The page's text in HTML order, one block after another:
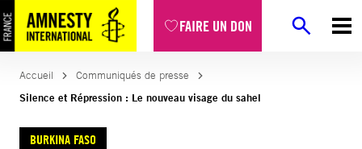
FAIRE UN DON
Aller
au
contenu
Accueil
Communiqués de presse
Silence et Répression : Le nouveau visage du sahel
BURKINA FASO